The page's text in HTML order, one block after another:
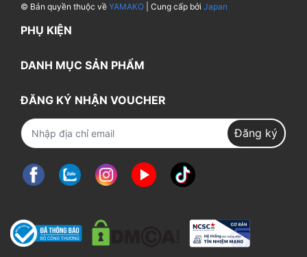
© Bản quyền thuộc về YAMAKO | Cung cấp bởi Japan
PHỤ KIỆN
DANH MỤC SẢN PHẨM
ĐĂNG KÝ NHẬN VOUCHER
Đăng ký